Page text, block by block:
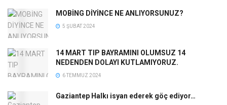
MOBİNG DİYİNCE NE ANLIYORSUNUZ?
5 ŞUBAT 2024
14 MART TIP BAYRAMINI OLUMSUZ 14
NEDENDEN DOLAYI KUTLAMIYORUZ.
6 TEMMUZ 2024
Gaziantep Halkı isyan ederek göç ediyor…